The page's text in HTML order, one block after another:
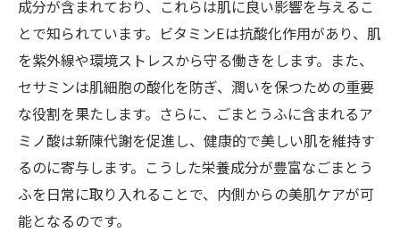
れよう
健康的な肌へ導くごまとうふの取り入れ方
ごまとうふを活かした美肌づくりのステッ
プ
内側から輝く肌を目指すごまとうふの効果
ごまとうふを食事に取り入れるメリット
ごまとうふで健康的な肌を保つための習慣
毎日続けられるごまとうふの美容美肌効果
成分が含まれており、これらは肌に良い影響を与えるこ
とで知られています。ビタミンEは抗酸化作用があり、肌
を紫外線や環境ストレスから守る働きをします。また、
セサミンは肌細胞の酸化を防ぎ、潤いを保つための重要
な役割を果たします。さらに、ごまとうふに含まれるア
ミノ酸は新陳代謝を促進し、健康的で美しい肌を維持す
るのに寄与します。こうした栄養成分が豊富なごまとう
ふを日常に取り入れることで、内側からの美肌ケアが可
能となるのです。